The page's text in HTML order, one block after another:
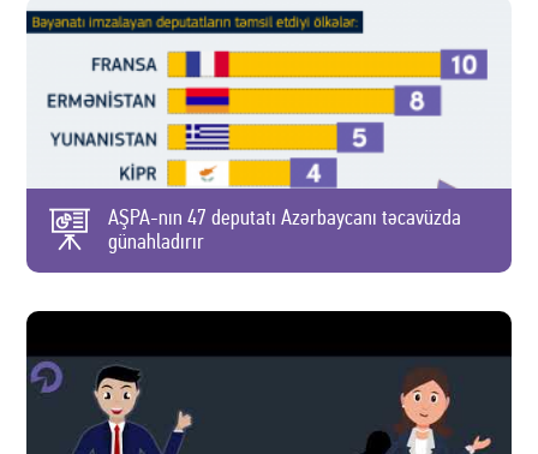
AŞPA-nın 47 deputatı Azərbaycanı təcavüzda
günahladırır